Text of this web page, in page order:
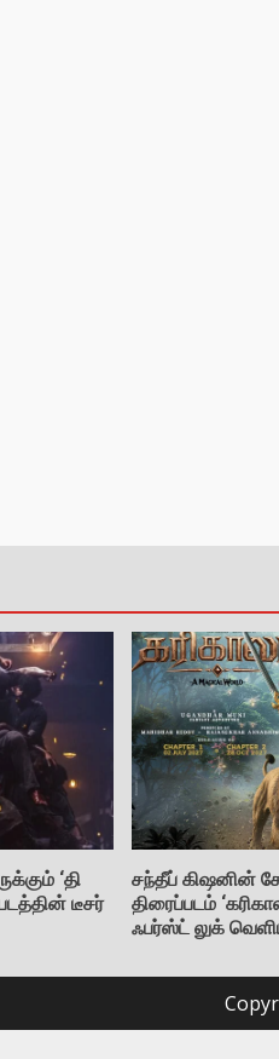
‘தி
டீசர்
சந்தீப் கிஷனின்
திரைப்படம்
ஃபர்ஸ்ட் லுக்